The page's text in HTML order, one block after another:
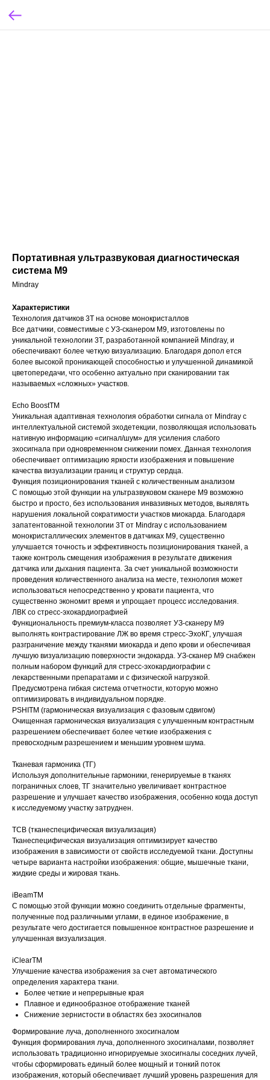
Портативная ультразвуковая диагностическая
система M9
Mindray
Характеристики
Технология датчиков 3T на основе монокристаллов
Все датчики, совместимые с УЗ-сканером M9, изготовлены по
уникальной технологии 3Т, разработанной компанией Mindray, и
обеспечивают более четкую визуализацию. Благодаря допол ется
более высокой проникающей способностью и улучшенной динамикой
цветопередачи, что особенно актуально при сканировании так
называемых «сложных» участков.
Echo BoostTM
Уникальная адаптивная технология обработки сигнала от Mindray с
интеллектуальной системой эходетекции, позволяющая использовать
нативную информацию «сигнал/шум» для усиления слабого
эхосигнала при одновременном снижении помех. Данная технология
обеспечивает оптимизацию яркости изображения и повышение
качества визуализации границ и структур сердца.
Функция позиционирования тканей с количественным анализом
С помощью этой функции на ультразвуковом сканере M9 возможно
быстро и просто, без использования инвазивных методов, выявлять
нарушения локальной сократимости участков миокарда. Благодаря
запатентованной технологии 3T от Mindray с использованием
монокристаллических элементов в датчиках M9, существенно
улучшается точность и эффективность позиционирования тканей, а
также контроль смещения изображения в результате движения
датчика или дыхания пациента. За счет уникальной возможности
проведения количественного анализа на месте, технология может
использоваться непосредственно у кровати пациента, что
существенно экономит время и упрощает процесс исследования.
ЛВК со стресс-эхокардиографией
Функциональность премиум-класса позволяет УЗ-сканеру M9
выполнять контрастирование ЛЖ во время стресс-ЭхоКГ, улучшая
разграничение между тканями миокарда и депо крови и обеспечивая
лучшую визуализацию поверхности эндокарда. УЗ-сканер М9 снабжен
полным набором функций для стресс-эхокардиографии с
лекарственными препаратами и с физической нагрузкой.
Предусмотрена гибкая система отчетности, которую можно
оптимизировать в индивидуальном порядке.
PSHITM (гармоническая визуализация с фазовым сдвигом)
Очищенная гармоническая визуализация с улучшенным контрастным
разрешением обеспечивает более четкие изображения с
превосходным разрешением и меньшим уровнем шума.
Тканевая гармоника (ТГ)
Используя дополнительные гармоники, генерируемые в тканях
пограничных слоев, ТГ значительно увеличивает контрастное
разрешение и улучшает качество изображения, особенно когда доступ
к исследуемому участку затруднен.
ТСВ (тканеспецифическая визуализация)
Тканеспецифическая визуализация оптимизирует качество
изображения в зависимости от свойств исследуемой ткани. Доступны
четыре варианта настройки изображения: общие, мышечные ткани,
жидкие среды и жировая ткань.
iBeamTM
С помощью этой функции можно соединить отдельные фрагменты,
полученные под различными углами, в единое изображение, в
результате чего достигается повышенное контрастное разрешение и
улучшенная визуализация.
iClearTM
Улучшение качества изображения за счет автоматического
определения характера ткани.
Более четкие и непрерывные края
Плавное и единообразное отображение тканей
Снижение зернистости в областях без эхосигналов
Формирование луча, дополненного эхосигналом
Функция формирования луча, дополненного эхосигналами, позволяет
использовать традиционно игнорируемые эхосигналы соседних лучей,
чтобы сформировать единый более мощный и тонкий поток
изображения, который обеспечивает лучший уровень разрешения для